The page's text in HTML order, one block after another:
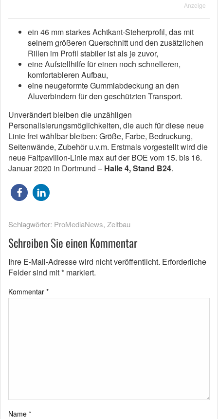
Anzeige
ein 46 mm starkes Achtkant-Steherprofil, das mit
seinem größeren Querschnitt und den zusätzlichen
Rillen im Profil stabiler ist als je zuvor,
eine Aufstellhilfe für einen noch schnelleren,
komfortableren Aufbau,
eine neugeformte Gummiabdeckung an den
Aluverbindern für den geschützten Transport.
Unverändert bleiben die unzähligen
Personalisierungsmöglichkeiten, die auch für diese neue
Linie frei wählbar bleiben: Größe, Farbe, Bedruckung,
Seitenwände, Zubehör u.v.m. Erstmals vorgestellt wird die
neue Faltpavillon-Linie max auf der BOE vom 15. bis 16.
Januar 2020 in Dortmund – Halle 4, Stand B24.
Schlagwörter: ProMediaNews, Zeltbau
Schreiben Sie einen Kommentar
Ihre E-Mail-Adresse wird nicht veröffentlicht. Erforderliche
Felder sind mit* markiert.
Kommentar *
Name *